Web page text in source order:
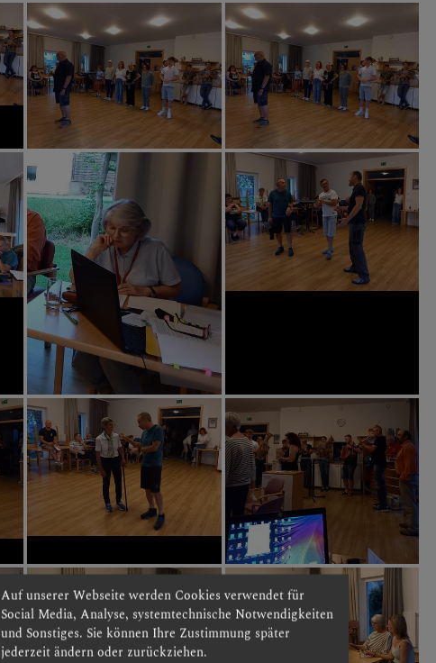
Auf unserer Webseite werden Cookies verwendet für
Social Media, Analyse, systemtechnische Notwendigkeiten
und Sonstiges. Sie können Ihre Zustimmung später
jederzeit ändern oder zurückziehen.